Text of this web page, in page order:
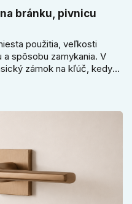
bránku, pivnicu
použitia, veľkosti
spôsobu zamykania. V
zámok na kľúč, kedy
domčeku neoplatí